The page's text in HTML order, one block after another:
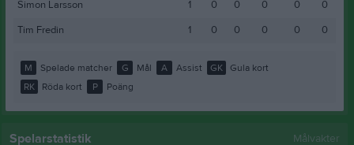
Simon Larsson
1 0 0 0 0
0
Tim Fredin
1 0 0 0 0 0
M Spelade matcher G Mål A Assist GK
Gula kort
RK
Röda kort P Poäng
Spelarstatistik Målvakter